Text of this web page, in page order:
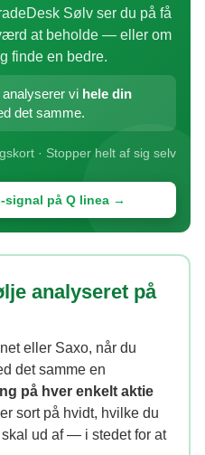
Sølv ser du på få
at beholde — eller om
finde en bedre.
vi hele din
det samme.
· Stopper helt af sig selv
på Q linea →
analyseret på
eller Saxo, når du
det samme en
på hver enkelt aktie
sort på hvidt, hvilke du
ud af — i stedet for at